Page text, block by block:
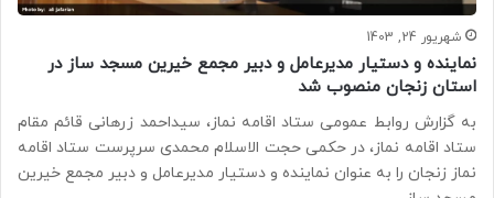
شهریور 24, 1403
نماینده و دستیار مدیرعامل و دبیر مجمع خیرین مسجد ساز در
استان زنجان منصوب شد
به گزارش روابط عمومی ستاد اقامه نماز، سیداحمد زرهانی قائم مقام
ستاد اقامه نماز، در حکمی حجت الاسلام محمدی سرپرست ستاد اقامه
نماز زنجان را به عنوان نماینده و دستیار مدیرعامل و دبیر مجمع خیرین